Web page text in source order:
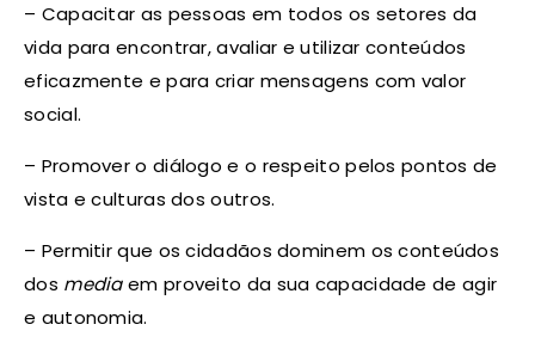
– Capacitar as pessoas em todos os setores da
vida para encontrar, avaliar e utilizar conteúdos
eficazmente e para criar mensagens com valor
social.
– Promover o diálogo e o respeito pelos pontos de
vista e culturas dos outros.
– Permitir que os cidadãos dominem os conteúdos
dos mediaem proveito da sua capacidade de agir
e autonomia.